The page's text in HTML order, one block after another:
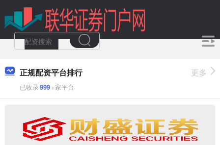
正规配资平台排行
已收录999+家平台
更多